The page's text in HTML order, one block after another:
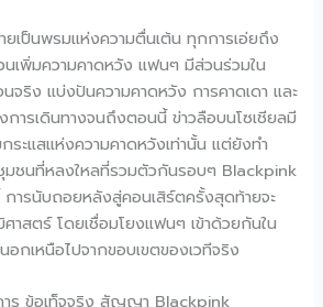
เป็นพรมแห่งความตื่นเต้น ทุกการเอ่ยถึง
เพิ่มความคาดหวัง แฟนๆ มีส่วนร่วมใน
จริง แบ่งปันความคาดหวัง การคาดเดา และ
ารเดินทางจนถึงตอนนี้ ข่าวลือบนโซเชียลมี
ระแสแห่งความคาดหวังเท่านั้น แต่ยังทำ
มชนที่หลงใหลที่รวมตัวกันรอบๆ Blackpink
การนับถอยหลังสู่คอนเสิร์ตครั้งสุดท้ายจะ
ศาสตร์ โดยเชื่อมโยงแฟนๆ เข้าด้วยกันใน
กเหนือไปจากขอบเขตของเวทีจริง
าร ข้อเท็จจริง สัญญา Blackpink